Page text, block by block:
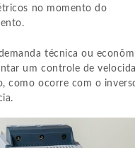
no momento do
técnica ou
um controle de
como ocorre com o